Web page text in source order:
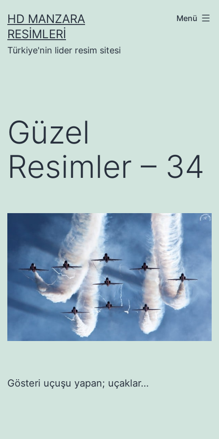
geçHD MANZARA
RESIMLERI
Türkiye'nin lider resim sitesi
Menü
Güzel
Resimler – 34
Gösteri uçuşu yapan; uçaklar…